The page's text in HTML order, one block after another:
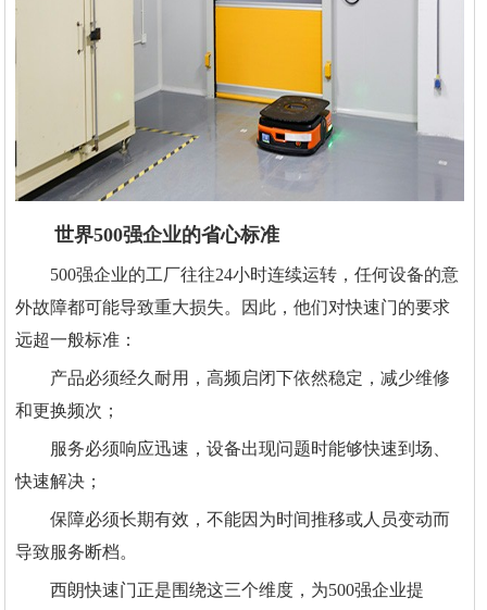
世界500强企业的省心标准
500强企业的工厂往往24小时连续运转，任何设备的意
外故障都可能导致重大损失。因此，他们对快速门的要求
远超一般标准：
产品必须经久耐用，高频启闭下依然稳定，减少维修
和更换频次；
服务必须响应迅速，设备出现问题时能够快速到场、
快速解决；
保障必须长期有效，不能因为时间推移或人员变动而
导致服务断档。
西朗快速门正是围绕这三个维度，为500强企业提